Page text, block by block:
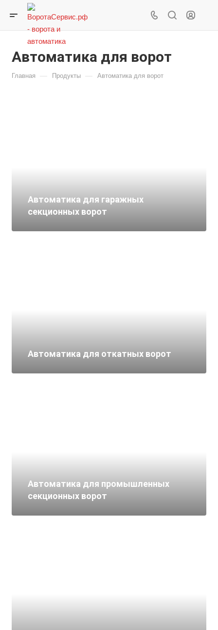
Автоматика для ворот
Главная — Продукты — Автоматика для ворот
Автоматика для гаражных
секционных ворот
Автоматика для откатных ворот
Автоматика для промышленных
секционных ворот